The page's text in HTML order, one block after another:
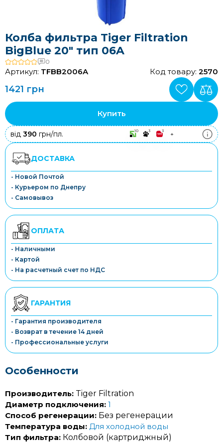
Колба фильтра Tiger Filtration
BigBlue 20" тип 06A
0
Артикул: TFBB2006A Код товару: 2570
1421 грн
Купить
від 390 грн/пл. 10 3 3 +
ДОСТАВКА
- Новой Почтой
- Курьером по Днепру
- Самовывоз
ОПЛАТА
- Наличными
- Картой
- На расчетный счет по НДС
ГАРАНТИЯ
- Гарантия производителя
- Возврат в течение 14 дней
- Профессиональные услуги
Особенности
Производитель: Tiger Filtration
Диаметр подключения: 1
Способ регенерации: Без регенерации
Температура воды: Для холодной воды
Тип фильтра: Колбовой (картриджный)